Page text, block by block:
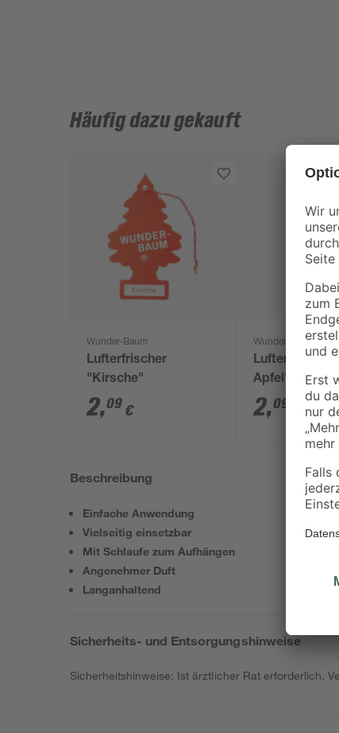
Häufig dazu gekauft
Wunder-Baum
Lufterfrischer
"Kirsche"
2,09 €
Wunder-Baum
Lufterfrischer
Apfel"
2,09
Beschreibung
Einfache Anwendung
Vielseitig einsetzbar
Mit Schlaufe zum Aufhängen
Angenehmer Duft
Langanhaltend
Sicherheits- und Entsorgungshinweise
Sicherheitshinweise: Ist ärztlicher Rat erforderlich,